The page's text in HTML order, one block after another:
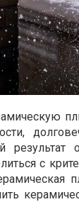
результат
с